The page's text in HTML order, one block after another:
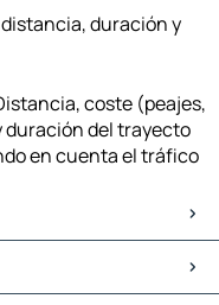
duración y
coste (peajes,
duración del trayecto
en cuenta el tráfico